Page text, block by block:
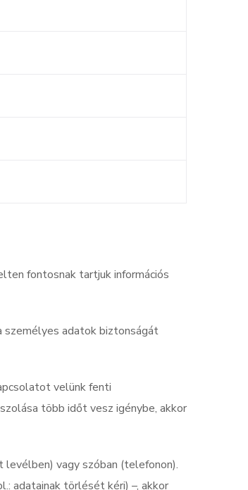
fontosnak tartjuk információs
személyes adatok biztonságát
velünk fenti
több időt vesz igénybe, akkor
vagy szóban (telefonon).
adatainak törlését kéri) –, akkor